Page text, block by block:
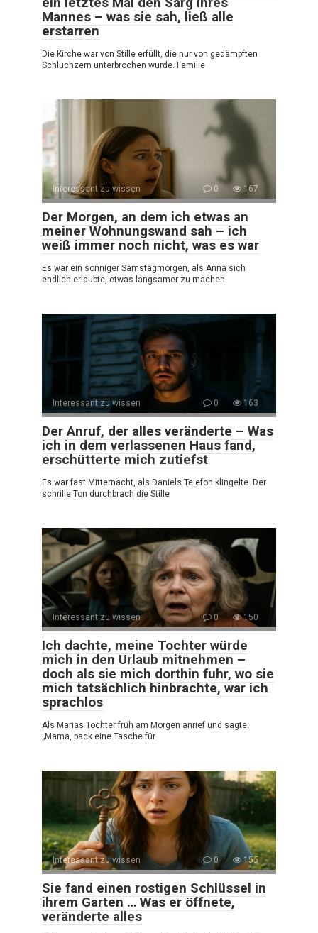
Mannes – was sie sah, ließ alle
erstarren
Die Kirche war von Stille erfüllt, die nur von gedämpften
Schluchzern unterbrochen wurde. Familie
Interessant zu wissen 0 167
Der Morgen, an dem ich etwas an
meiner Wohnungswand sah – ich
weiß immer noch nicht, was es war
Es war ein sonniger Samstagmorgen, als Anna sich
endlich erlaubte, etwas langsamer zu machen.
Interessant zu wissen 0 163
Der Anruf, der alles veränderte – Was
ich in dem verlassenen Haus fand,
erschütterte mich zutiefst
Es war fast Mitternacht, als Daniels Telefon klingelte. Der
schrille Ton durchbrach die Stille
Interessant zu wissen 0 150
Ich dachte, meine Tochter würde
mich in den Urlaub mitnehmen –
doch als sie mich dorthin fuhr, wo sie
mich tatsächlich hinbrachte, war ich
sprachlos
Als Marias Tochter früh am Morgen anrief und sagte:
„Mama, pack eine Tasche für
Interessant zu wissen 0 155
Sie fand einen rostigen Schlüssel in
ihrem Garten … Was er öffnete,
veränderte alles